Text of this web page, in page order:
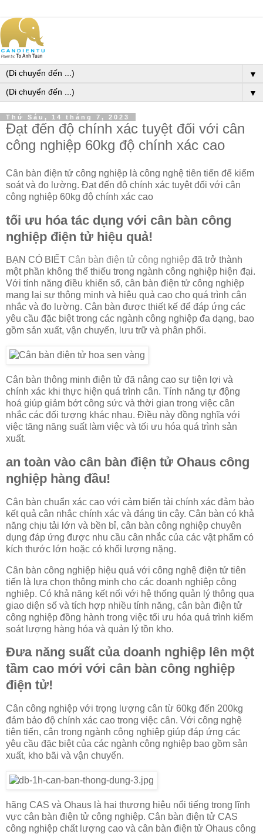
▼
▼
Thứ Sáu, 14 tháng 7, 2023
Đạt đến độ chính xác tuyệt đối với cân
công nghiệp 60kg độ chính xác cao
Cân bàn điện tử công nghiệp là công nghệ tiên tiến để kiểm
soát và đo lường. Đạt đến độ chính xác tuyệt đối với cân
công nghiệp 60kg độ chính xác cao
tối ưu hóa tác dụng với cân bàn công
nghiệp điện tử hiệu quả!
BẠN CÓ BIẾT Cân bàn điện tử công nghiệp đã trở thành
một phần không thể thiếu trong ngành công nghiệp hiện đại.
Với tính năng điều khiển số, cân bàn điện tử công nghiệp
mang lại sự thông minh và hiệu quả cao cho quá trình cân
nhắc và đo lường. Cân bàn được thiết kế để đáp ứng các
yêu cầu đặc biệt trong các ngành công nghiệp đa dạng, bao
gồm sản xuất, vận chuyển, lưu trữ và phân phối.
Cân bàn thông minh điện tử đã nâng cao sự tiện lợi và
chính xác khi thực hiện quá trình cân. Tính năng tự động
hoá giúp giảm bớt công sức và thời gian trong việc cân
nhắc các đối tượng khác nhau. Điều này đồng nghĩa với
việc tăng năng suất làm việc và tối ưu hóa quá trình sản
xuất.
an toàn vào cân bàn điện tử Ohaus công
nghiệp hàng đầu!
Cân bàn chuẩn xác cao với cảm biến tải chính xác đảm bảo
kết quả cân nhắc chính xác và đáng tin cậy. Cân bàn có khả
năng chịu tải lớn và bền bỉ, cân bàn công nghiệp chuyên
dụng đáp ứng được nhu cầu cân nhắc của các vật phẩm có
kích thước lớn hoặc có khối lượng nặng.
Cân bàn công nghiệp hiệu quả với công nghệ điện tử tiên
tiến là lựa chọn thông minh cho các doanh nghiệp công
nghiệp. Có khả năng kết nối với hệ thống quản lý thông qua
giao diện số và tích hợp nhiều tính năng, cân bàn điện tử
công nghiệp đồng hành trong việc tối ưu hóa quá trình kiểm
soát lượng hàng hóa và quản lý tồn kho.
Đưa năng suất của doanh nghiệp lên một
tầm cao mới với cân bàn công nghiệp
điện tử!
Cân công nghiệp với trọng lượng cân từ 60kg đến 200kg
đảm bảo độ chính xác cao trong việc cân. Với công nghệ
tiên tiến, cân trong ngành công nghiệp giúp đáp ứng các
yêu cầu đặc biệt của các ngành công nghiệp bao gồm sản
xuất, kho bãi và vận chuyển.
hãng CAS và Ohaus là hai thương hiệu nổi tiếng trong lĩnh
vực cân bàn điện tử công nghiệp. Cân bàn điện tử CAS
công nghiệp chất lượng cao và cân bàn điện tử Ohaus công